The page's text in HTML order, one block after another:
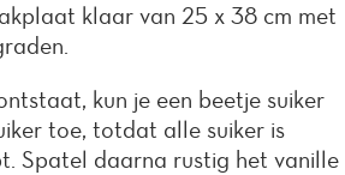
klaar van 25 x 38 cm met
kun je een beetje suiker
toe, totdat alle suiker is
Spatel daarna rustig het vanille